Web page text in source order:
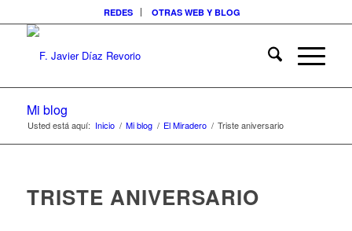
REDES OTRAS WEB Y BLOG
Mi blog
Usted está aquí: Inicio / Mi blog / El Miradero / Triste aniversario
TRISTE ANIVERSARIO